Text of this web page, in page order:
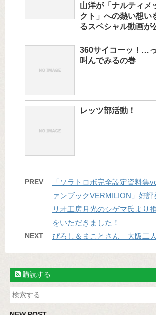
山洋が「ナルティメ
クト」への熱い想い
るスペシャル動画が
360サイコーッ！…
叫んでみるの巻
レッツ部活動！
PREV
「ソラトロボ完全設定資料集
ァンブックVERMILION」好評
リオ工房月光のシゲマ氏より
をいただきました！
NEXT ぴろし＆まことさん 大阪二人
購読する